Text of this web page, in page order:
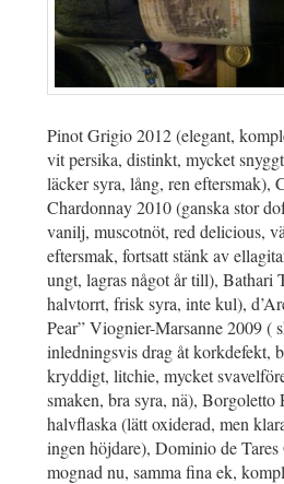
Pinot Grigio 2012 (elegant,
vit persika, distinkt, mycket
läcker syra, lång, ren eftersmak),
Chardonnay 2010 (ganska stor
vanilj, muscotnöt, red delicious,
eftersmak, fortsatt stänk av
ungt, lagras något år till), Bathari
halvtorrt, frisk syra, inte kul),
Pear” Viognier-Marsanne 2009 (
inledningsvis drag åt korkdefekt,
kryddigt, litchie, mycket
smaken, bra syra, nä), Borgoletto
halvflaska (lätt oxiderad, men
ingen höjdare), Dominio de
mognad nu, samma fina ek,